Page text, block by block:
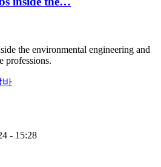
the environmental engineering and
professions.
바
- 15:28